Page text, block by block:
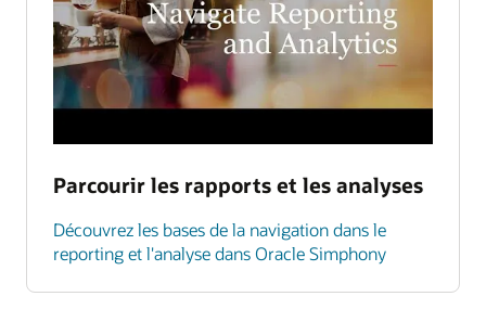
Parcourir les rapports et les analyses
Découvrez les bases de la navigation dans le
reporting et l'analyse dans Oracle Simphony